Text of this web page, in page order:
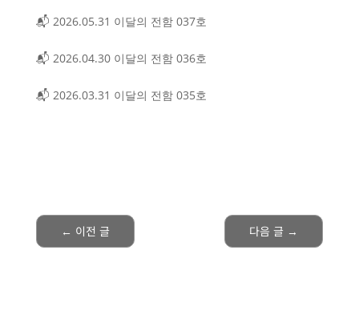
📬 2026.05.31 이달의 전함 037호
📬 2026.04.30 이달의 전함 036호
📬 2026.03.31 이달의 전함 035호
← 이전 글 다음 글 →